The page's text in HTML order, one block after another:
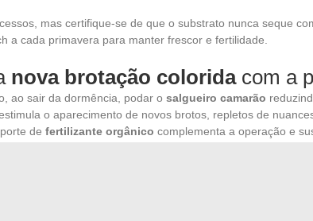
mas certifique-se de que o substrato nunca seque
a cada primavera para manter frescor e fertilidade.
nova brotação coloridacom a
ao sair da dormência, podar o salgueiro camarão
o aparecimento de novos brotos, repletos de
de fertilizante orgânico complementa a operação e